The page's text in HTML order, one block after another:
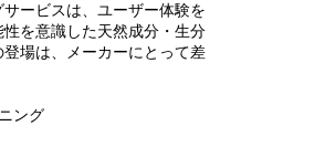
ービスは、ユーザー体験を
を意識した天然成分・生分
場は、メーカーにとって差
ング